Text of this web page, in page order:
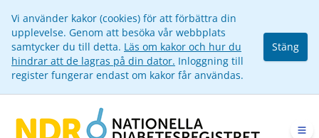
Vi använder kakor (cookies) för att förbättra din
upplevelse. Genom att besöka vår webbplats
samtycker du till detta. Läs om kakor och hur du
hindrar att de lagras på din dator. Inloggning till
register fungerar endast om kakor får användas.
Stäng